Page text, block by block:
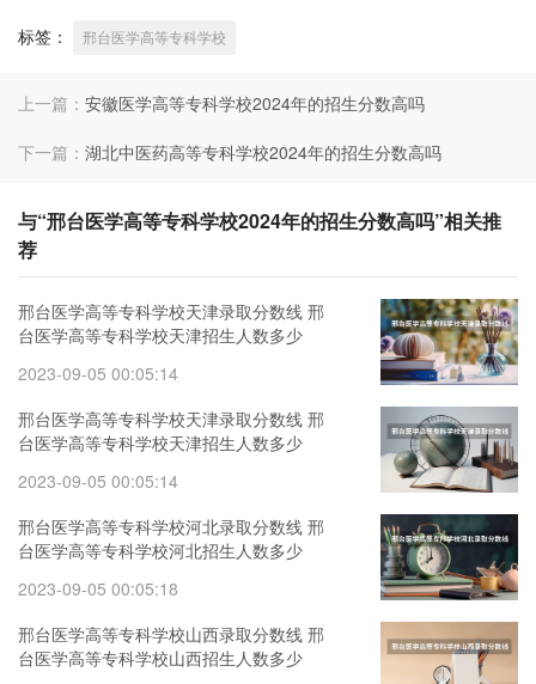
标签： 邢台医学高等专科学校
上一篇： 安徽医学高等专科学校2024年的招生分数高吗
下一篇： 湖北中医药高等专科学校2024年的招生分数高吗
与“邢台医学高等专科学校2024年的招生分数高吗”相关推
荐
邢台医学高等专科学校天津录取分数线 邢
台医学高等专科学校天津招生人数多少
2023-09-05 00:05:14
邢台医学高等专科学校天津录取分数线 邢
台医学高等专科学校天津招生人数多少
2023-09-05 00:05:14
邢台医学高等专科学校河北录取分数线 邢
台医学高等专科学校河北招生人数多少
2023-09-05 00:05:18
邢台医学高等专科学校山西录取分数线 邢
台医学高等专科学校山西招生人数多少